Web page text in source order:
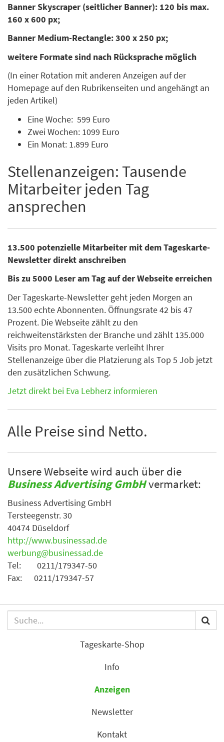
Banner Skyscraper (seitlicher Banner): 120 bis max.
160 x 600 px;
Banner Medium-Rectangle: 300 x 250 px;
weitere Formate sind nach Rücksprache möglich
(In einer Rotation mit anderen Anzeigen auf der
Homepage auf den Rubrikenseiten und angehängt an
jeden Artikel)
Eine Woche: 599 Euro
Zwei Wochen: 1099 Euro
Ein Monat: 1.899 Euro
Stellenanzeigen: Tausende
Mitarbeiter jeden Tag
ansprechen
13.500 potenzielle Mitarbeiter mit dem Tageskarte-
Newsletter direkt anschreiben
Bis zu 5000 Leser am Tag auf der Webseite erreichen
Der Tageskarte-Newsletter geht jeden Morgen an
13.500 echte Abonnenten. Öffnungsrate 42 bis 47
Prozent. Die Webseite zählt zu den
reichweitenstärksten der Branche und zählt 135.000
Visits pro Monat. Tageskarte verleiht Ihrer
Stellenanzeige über die Platzierung als Top 5 Job jetzt
den zusätzlichen Schwung.
Jetzt direkt bei Eva Lebherz informieren
Alle Preise sind Netto.
Unsere Webseite wird auch über die
Business Advertising GmbHvermarket:
Business Advertising GmbH
Tersteegenstr. 30
40474 Düseldorf
http://www.businessad.de
werbung@businessad.de
Tel: 0211/179347-50
Fax: 0211/179347-57
Tageskarte-Shop
Info
Anzeigen
Newsletter
Kontakt